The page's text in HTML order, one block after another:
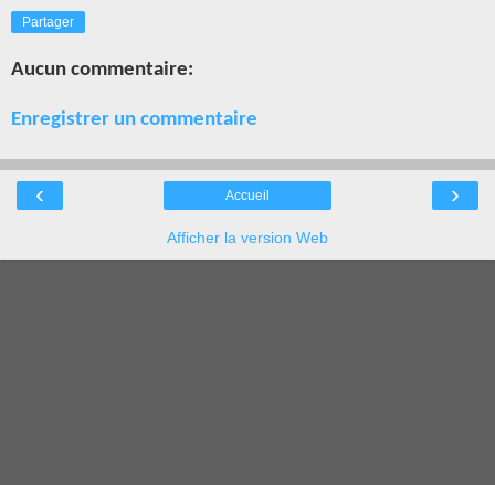
Partager
Aucun commentaire:
Enregistrer un commentaire
‹ ›
Accueil
Afficher la version Web